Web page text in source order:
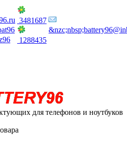
3481687
1288435
для телефонов и ноутбуков